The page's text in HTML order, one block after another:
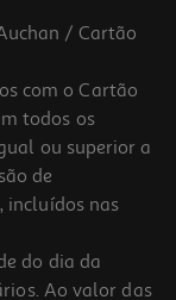
/ Cartão
com o Cartão
todos os
ou superior a
de
incluídos nas
do dia da
Ao valor das